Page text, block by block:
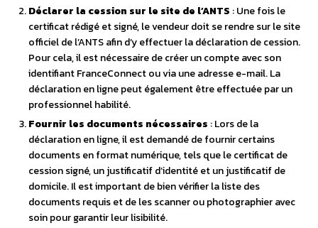
Déclarer la cession sur le site de l’ANTS : Une fois le
certificat rédigé et signé, le vendeur doit se rendre sur le site
officiel de l’ANTS afin d’y effectuer la déclaration de cession.
Pour cela, il est nécessaire de créer un compte avec son
identifiant FranceConnect ou via une adresse e-mail. La
déclaration en ligne peut également être effectuée par un
professionnel habilité.
Fournir les documents nécessaires : Lors de la
déclaration en ligne, il est demandé de fournir certains
documents en format numérique, tels que le certificat de
cession signé, un justificatif d’identité et un justificatif de
domicile. Il est important de bien vérifier la liste des
documents requis et de les scanner ou photographier avec
soin pour garantir leur lisibilité.